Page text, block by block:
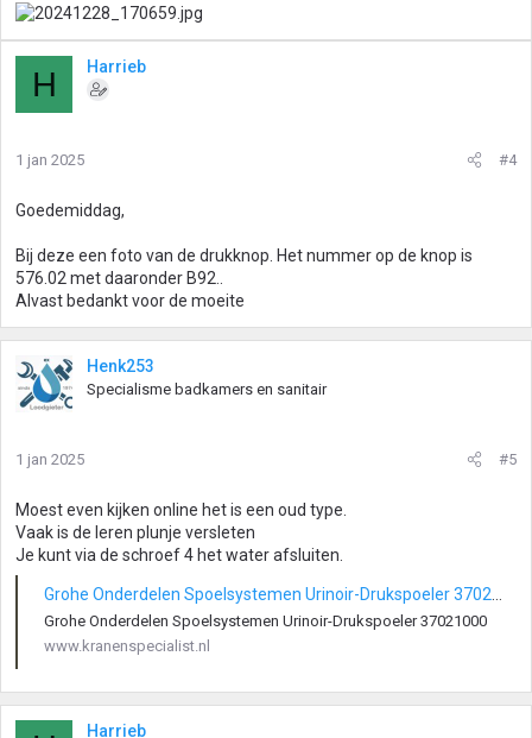
H Harrieb
1 jan 2025 #4
Goedemiddag,
Bij deze een foto van de drukknop. Het nummer op de knop is
576.02 met daaronder B92..
Alvast bedankt voor de moeite
Henk253
Specialisme badkamers en sanitair
1 jan 2025 #5
Moest even kijken online het is een oud type.
Vaak is de leren plunje versleten
Je kunt via de schroef 4 het water afsluiten.
Grohe Onderdelen Spoelsystemen Urinoir-Drukspoeler 37021000
Grohe Onderdelen Spoelsystemen Urinoir-Drukspoeler 37021000
www.kranenspecialist.nl
Harrieb